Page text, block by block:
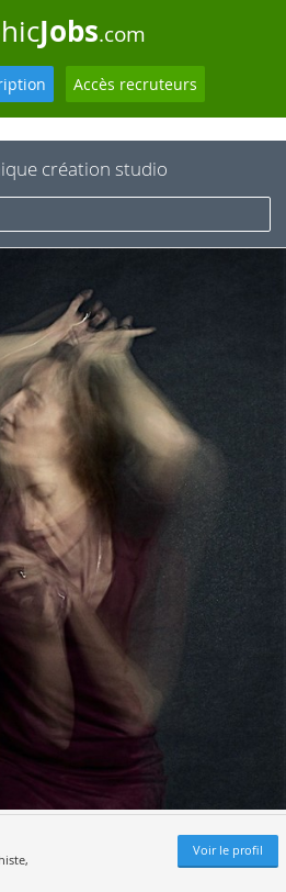
Jobs.com
Accès recruteurs
création studio
Voir le profil